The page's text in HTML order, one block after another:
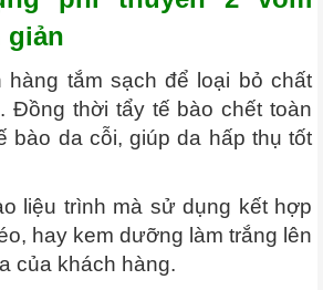
giản
tắm sạch để loại bỏ chất
Đồng thời tẩy tế bào chết toàn
bào da cỗi, giúp da hấp thụ tốt
liệu trình mà sử dụng kết hợp
hay kem dưỡng làm trắng lên
của khách hàng.